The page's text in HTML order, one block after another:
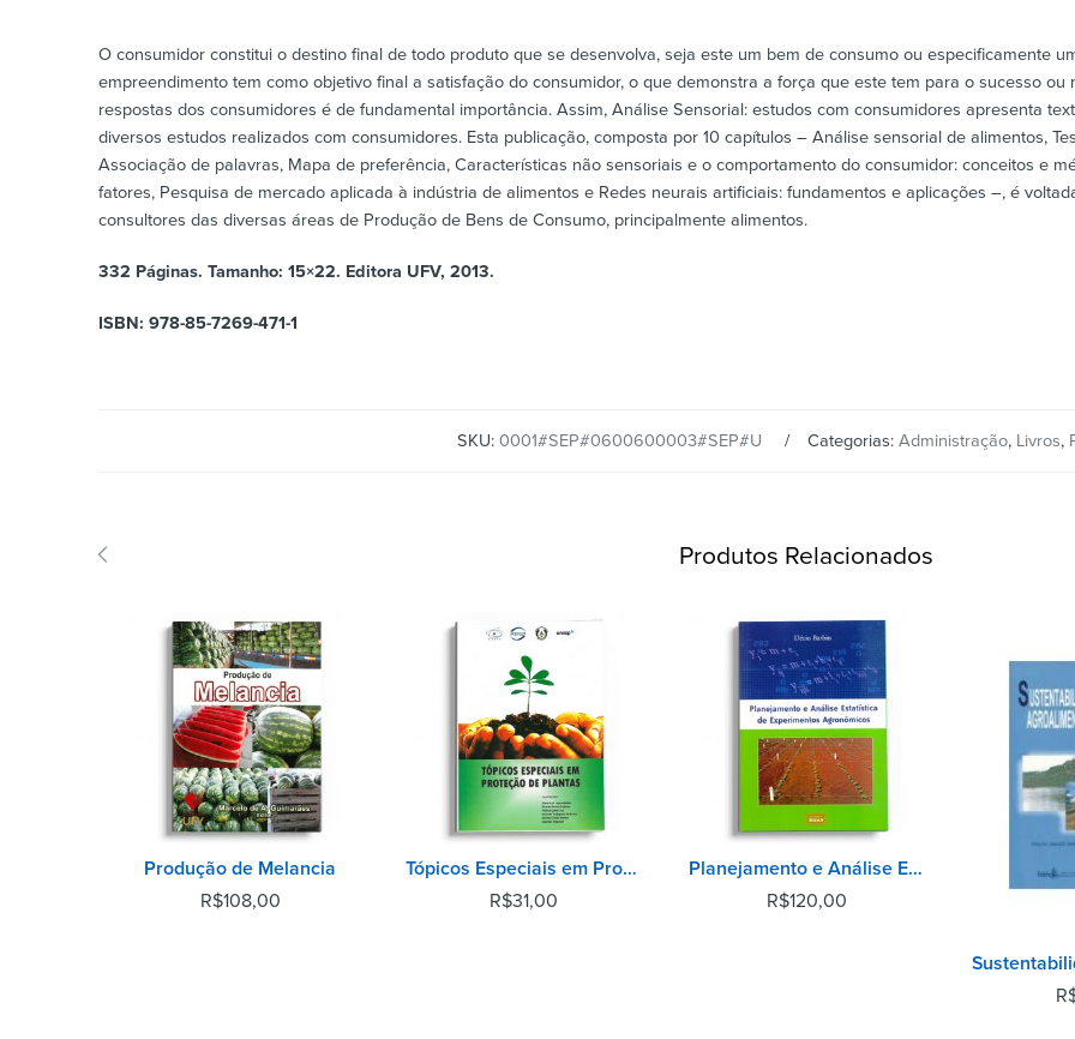
O consumidor constitui o destino final de todo produto que se desenvolva, seja este um bem de consumo ou especificamente
empreendimento tem como objetivo final a satisfação do consumidor, o que demonstra a força que este tem para o sucesso
respostas dos consumidores é de fundamental importância. Assim, Análise Sensorial: estudos com consumidores apresenta
diversos estudos realizados com consumidores. Esta publicação, composta por 10 capítulos – Análise sensorial de alimentos,
Associação de palavras, Mapa de preferência, Características não sensoriais e o comportamento do consumidor: conceitos e
fatores, Pesquisa de mercado aplicada à indústria de alimentos e Redes neurais artificiais: fundamentos e aplicações –, é
consultores das diversas áreas de Produção de Bens de Consumo, principalmente alimentos.
332 Páginas. Tamanho: 15×22. Editora UFV, 2013.
ISBN: 978-85-7269-471-1
SKU: 0001#SEP#0600600003#SEP#U Categorias: Administração, Livros,
Produtos Relacionados
Produção de Melancia
R$108,00
Tópicos Especiais em Proteção de Plantas
R$31,00
Planejamento e Análise Estatística de Experimentos Agronômicos 2ª Edição
R$120,00